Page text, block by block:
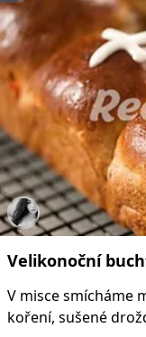
Velikonoční
V misce smícháme
koření, sušené